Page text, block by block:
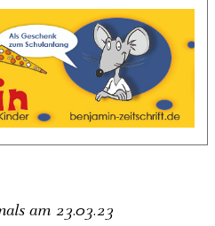
am 23.03.23